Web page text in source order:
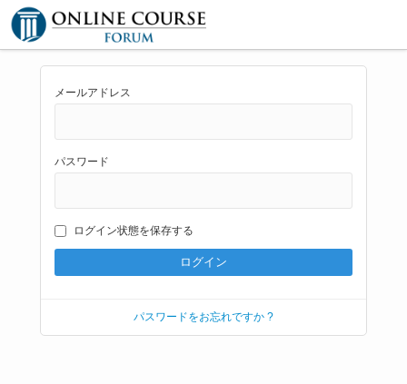
メールアドレス
パスワード
ログイン状態を保存する
パスワードをお忘れですか ?